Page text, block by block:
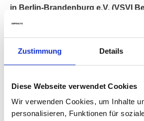
Zustimmung Details
Diese Webseite verwendet Cookies
Wir verwenden Cookies, um Inhalte
personalisieren, Funktionen für
in Berlin-Brandenburg e.V. (VSVI
e.V.)
Baukammer Berlin – Körperschaft
Rechts